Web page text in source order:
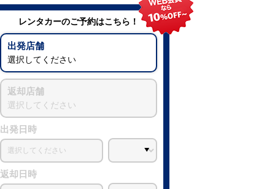
レンタカーのご予約はこちら！
出発店舗
選択してください
返却店舗
選択してください
出発日時
返却日時